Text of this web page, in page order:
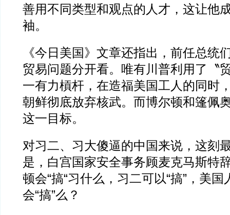
善用不同类型和观点的人才，这让他
袖。
《今日美国》文章还指出，前任总统
贸易问题分开看。唯有川普利用了〝
一有力槓杆，在造福美国工人的同时
朝鲜彻底放弃核武。而博尔顿和篷佩
这一目标。
对习二、习大傻逼的中国来说，这刻
是，白宫国家安全事务顾麦克马斯特
顿会“搞“习什么，习二可以“搞”，美国
会“搞”么？